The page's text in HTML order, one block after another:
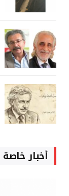
أخبار خاصة